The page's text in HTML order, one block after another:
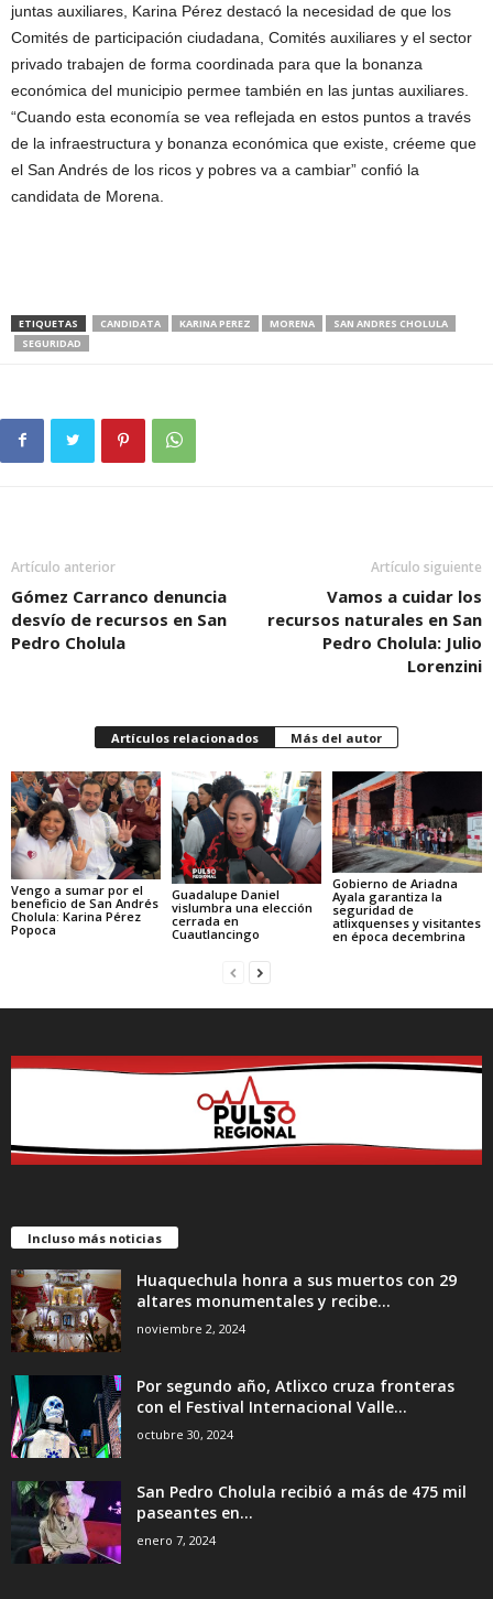
juntas auxiliares, Karina Pérez destacó la necesidad de que los
Comités de participación ciudadana, Comités auxiliares y el sector
privado trabajen de forma coordinada para que la bonanza
económica del municipio permee también en las juntas auxiliares.
“Cuando esta economía se vea reflejada en estos puntos a través
de la infraestructura y bonanza económica que existe, créeme que
el San Andrés de los ricos y pobres va a cambiar” confió la
candidata de Morena.
ETIQUETAS CANDIDATA KARINA PEREZ MORENA
SAN ANDRES CHOLULA
SEGURIDAD
Artículo anterior
Gómez Carranco denuncia
desvío de recursos en San
Pedro Cholula
Artículo siguiente
Vamos a cuidar los
recursos naturales en San
Pedro Cholula: Julio
Lorenzini
Artículos relacionados Más del autor
Vengo a sumar por el
beneficio de San Andrés
Cholula: Karina Pérez
Popoca
Guadalupe Daniel
vislumbra una elección
cerrada en
Cuautlancingo
Gobierno de Ariadna
Ayala garantiza la
seguridad de
atlixquenses y visitantes
en época decembrina
Incluso más noticias
Huaquechula honra a sus muertos con 29
altares monumentales y recibe...
noviembre 2, 2024
Por segundo año, Atlixco cruza fronteras
con el Festival Internacional Valle...
octubre 30, 2024
San Pedro Cholula recibió a más de 475 mil
paseantes en...
enero 7, 2024